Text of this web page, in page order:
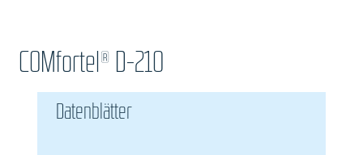
COMfortel® D-210
Datenblätter